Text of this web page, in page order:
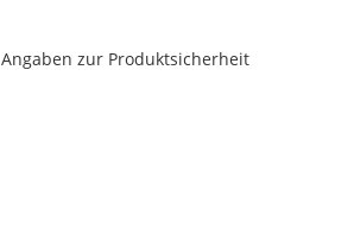
Angaben zur Produktsicherheit